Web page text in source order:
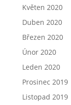
Květen 2020
Duben 2020
Březen 2020
Únor 2020
Leden 2020
Prosinec 2019
Listopad 2019